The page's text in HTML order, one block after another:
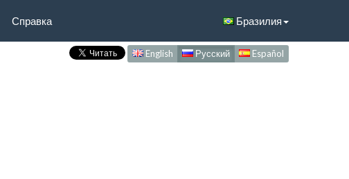
Справка Бразилия
English Русский Español